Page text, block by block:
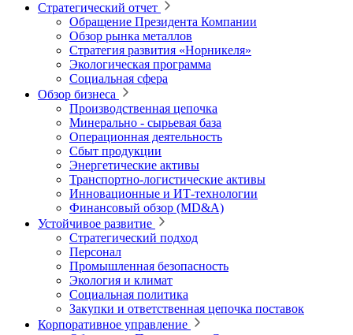
Стратегический отчет
Обращение Президента Компании
Обзор рынка металлов
Стратегия развития «Норникеля»
Экологическая программа
Социальная сфера
Обзор бизнеса
Производственная цепочка
Минерально ‑ сырьевая база
Операционная деятельность
Сбыт продукции
Энергетические активы
Транспортно-логистические активы
Инновационные и ИТ‑технологии
Финансовый обзор (MD&A)
Устойчивое развитие
Стратегический подход
Персонал
Промышленная безопасность
Экология и климат
Социальная политика
Закупки и ответственная цепочка поставок
Корпоративное управление